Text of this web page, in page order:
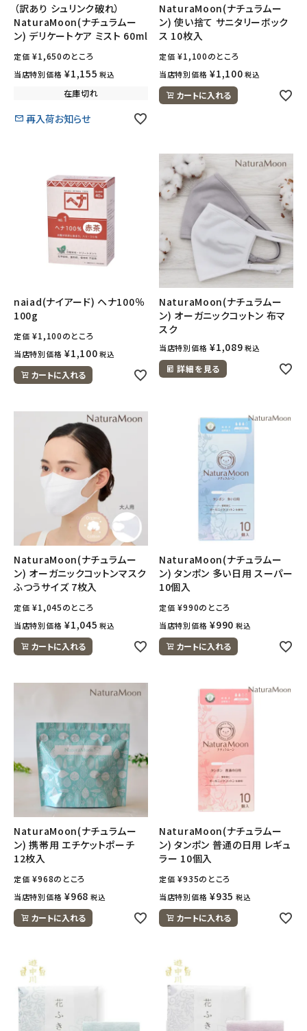
（訳あり シュリンク破れ）
NaturaMoon(ナチュラムー
ン) デリケートケア ミスト 60ml
定価 ¥1,650のところ
当店特別価格 ¥1,155 税込
在庫切れ
再入荷お知らせ
NaturaMoon(ナチュラムー
ン) 使い捨て サニタリーボック
ス 10枚入
定価 ¥1,100のところ
当店特別価格 ¥1,100 税込
カートに入れる
naiad(ナイアード) ヘナ100％
100g
定価 ¥1,100のところ
当店特別価格 ¥1,100 税込
カートに入れる
NaturaMoon(ナチュラムー
ン) オーガニックコットン 布マ
スク
当店特別価格 ¥1,089 税込
詳細を見る
NaturaMoon(ナチュラムー
ン) オーガニックコットンマスク
ふつうサイズ 7枚入
定価 ¥1,045のところ
当店特別価格 ¥1,045 税込
カートに入れる
NaturaMoon(ナチュラムー
ン) タンポン 多い日用 スーパー
10個入
定価 ¥990のところ
当店特別価格 ¥990 税込
カートに入れる
NaturaMoon(ナチュラムー
ン) 携帯用 エチケットポーチ
12枚入
定価 ¥968のところ
当店特別価格 ¥968 税込
カートに入れる
NaturaMoon(ナチュラムー
ン) タンポン 普通の日用 レギュ
ラー 10個入
定価 ¥935のところ
当店特別価格 ¥935 税込
カートに入れる